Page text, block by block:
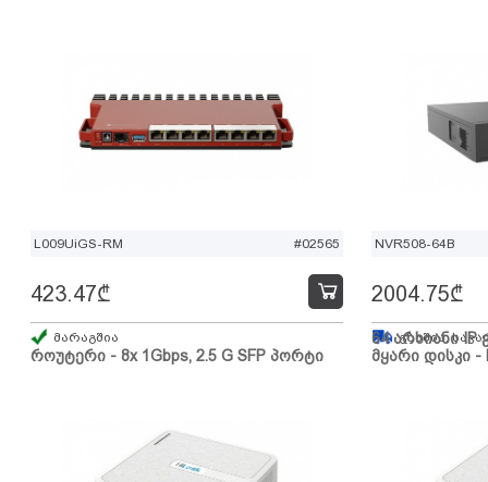
L009UiGS-RM #02565
როუტერი - 8x 1Gbps, 2.5 G SFP პორტი
423.47₾
მარაგშია
NVR508-64B
64 არხიანი IP
მყარი დისკი -
2004.75₾
გზაშია,